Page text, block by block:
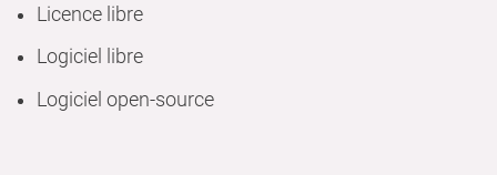
Licence libre
Logiciel libre
Logiciel open-source